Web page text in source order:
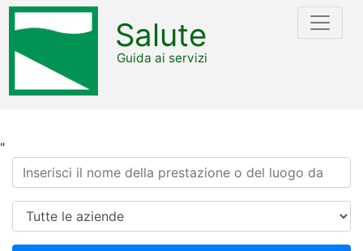
"
Salute
Guida ai servizi
Ricerca
Azienda